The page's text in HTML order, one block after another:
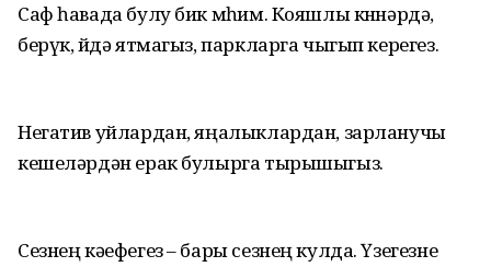
Саф һавада булу бик мөһим. Кояшлы көннәрдә,
берүк, өйдә ятмагыз, паркларга чыгып керегез.
Негатив уйлардан, яңалыклардан, зарланучы
кешеләрдән ерак булырга тырышыгыз.
Сезнең кәефегез – бары сезнең кулда. Үзегезне